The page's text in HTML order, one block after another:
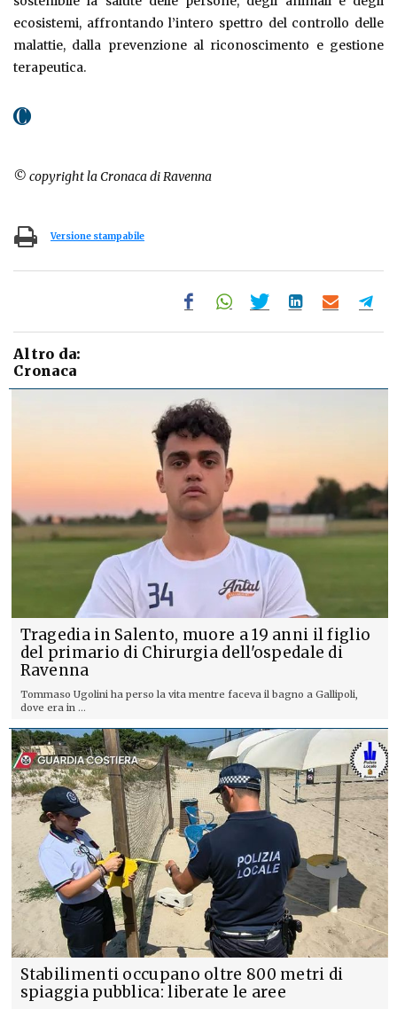
ecosistemi, affrontando l’intero spettro del controllo delle
malattie, dalla prevenzione al riconoscimento e gestione
terapeutica.
© copyright la Cronaca di Ravenna
Versione stampabile
Altro da:
Cronaca
Tragedia in Salento, muore a 19 anni il figlio
del primario di Chirurgia dell'ospedale di
Ravenna
Tommaso Ugolini ha perso la vita mentre faceva il bagno a Gallipoli,
dove era in ...
Stabilimenti occupano oltre 800 metri di
spiaggia pubblica: liberate le aree